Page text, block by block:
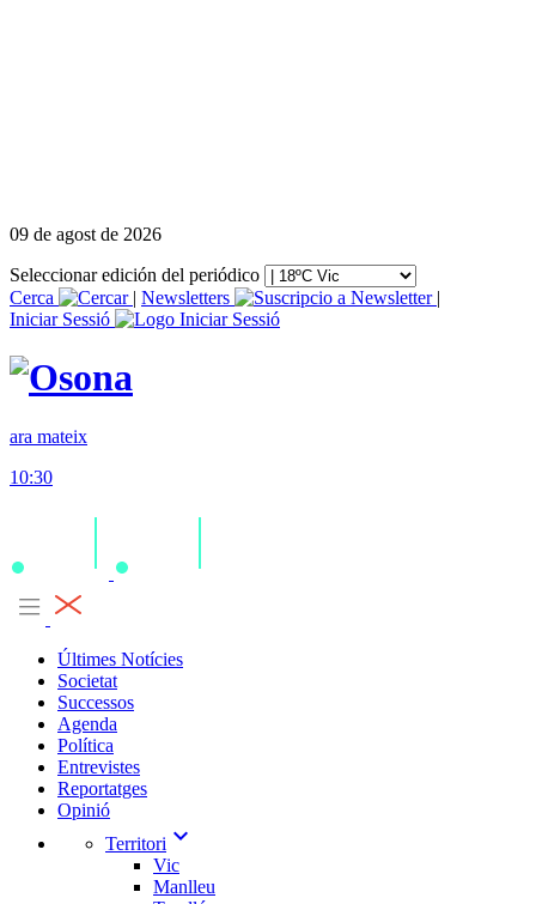
09 de agost de 2026
Seleccionar edición del periódico
Cerca
| Newsletters
|
Iniciar Sessió
ara mateix
10:30
Últimes Notícies
Societat
Successos
Agenda
Política
Entrevistes
Reportatges
Opinió
Territori expand_more
Vic
Manlleu